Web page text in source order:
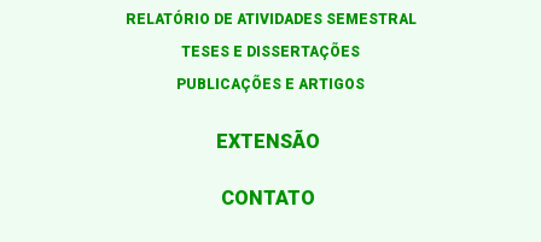
RELATÓRIO DE ATIVIDADES SEMESTRAL
TESES E DISSERTAÇÕES
PUBLICAÇÕES E ARTIGOS
EXTENSÃO
CONTATO